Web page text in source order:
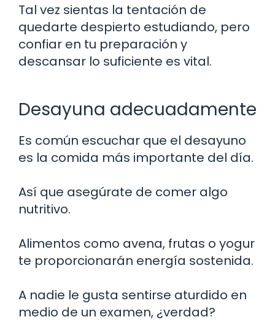
Tal vez sientas la tentación de
quedarte despierto estudiando, pero
confiar en tu preparación y
descansar lo suficiente es vital.
Desayuna adecuadamente
Es común escuchar que el desayuno
es la comida más importante del día.
Así que asegúrate de comer algo
nutritivo.
Alimentos como avena, frutas o yogur
te proporcionarán energía sostenida.
A nadie le gusta sentirse aturdido en
medio de un examen, ¿verdad?